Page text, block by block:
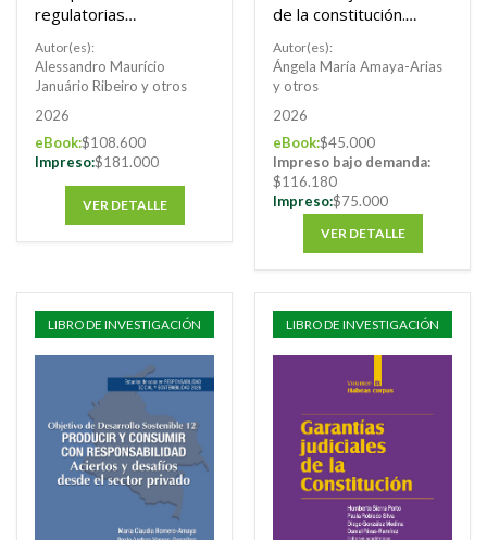
regulatorias
comparadas
Autor(es):
Alessandro Maurício
Januário Ribeiro y otros
2026
eBook:$108.600
Impreso:$181.000
VER DETALLE
de la constitución.
Volumen VI
Autor(es):
Ángela María Amaya-Arias
y otros
2026
eBook:$45.000
Impreso bajo demanda:
$116.180
Impreso:$75.000
VER DETALLE
LIBRO DE INVESTIGACIÓN LIBRO DE INVESTIGACIÓN